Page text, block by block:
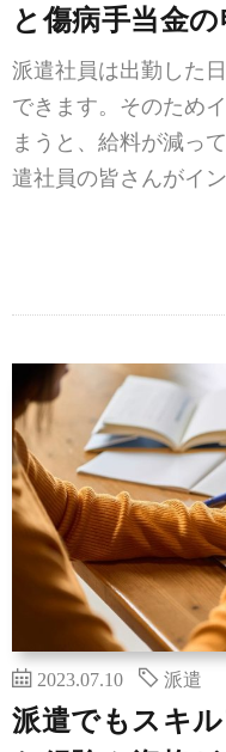
と傷病手当金
派遣社員は出勤した
できます。そのため
まうと、給料が減っ
遣社員の皆さんがイ
2023.07.10 派遣
派遣でもスキ